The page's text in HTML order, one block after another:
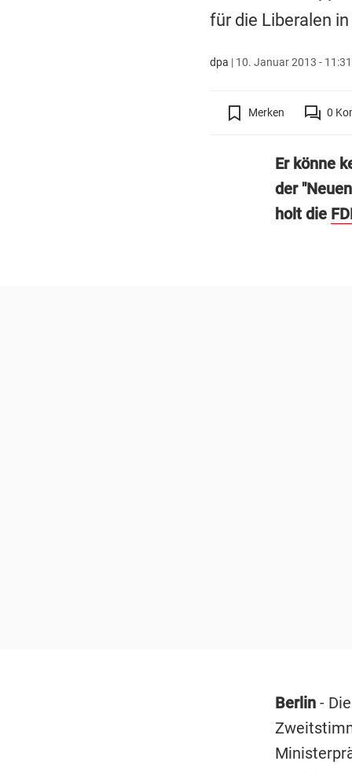
für die Liberalen
dpa | 10. Januar 2013 -
Merken 0
Er könne
der
holt die
Berlin -